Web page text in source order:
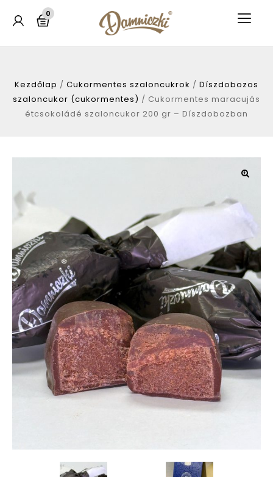
0
Kezdőlap / Cukormentes szaloncukrok / Díszdobozos
szaloncukor (cukormentes) / Cukormentes maracujás
étcsokoládé szaloncukor 200 gr – Díszdobozban